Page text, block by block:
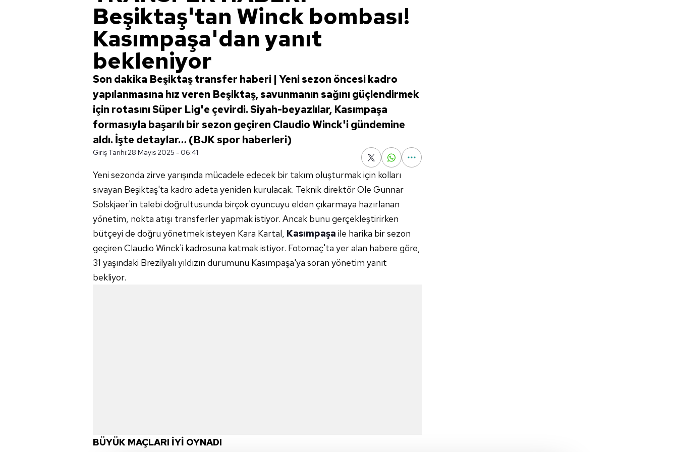
Beşiktaş'tan Winck bombası!
Kasımpaşa'dan yanıt
bekleniyor
Son dakika Beşiktaş transfer haberi | Yeni sezon öncesi kadro
yapılanmasına hız veren Beşiktaş, savunmanın sağını güçlendirmek
için rotasını Süper Lig'e çevirdi. Siyah-beyazlılar, Kasımpaşa
formasıyla başarılı bir sezon geçiren Claudio Winck'i gündemine
aldı. İşte detaylar… (BJK spor haberleri)
Giriş Tarihi:28 Mayıs 2025 - 06:41
Yeni sezonda zirve yarışında mücadele edecek bir takım oluşturmak için kolları
sıvayan Beşiktaş'ta kadro adeta yeniden kurulacak. Teknik direktör Ole Gunnar
Solskjaer'in talebi doğrultusunda birçok oyuncuyu elden çıkarmaya hazırlanan
yönetim, nokta atışı transferler yapmak istiyor. Ancak bunu gerçekleştirirken
bütçeyi de doğru yönetmek isteyen Kara Kartal, Kasımpaşa ile harika bir sezon
geçiren Claudio Winck'i kadrosuna katmak istiyor. Fotomaç'ta yer alan habere göre,
31 yaşındaki Brezilyalı yıldızın durumunu Kasımpaşa'ya soran yönetim yanıt
bekliyor.
BÜYÜK MAÇLARI İYİ OYNADI